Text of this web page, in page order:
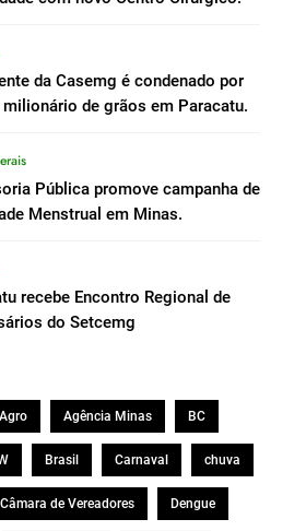
da Casemg é condenado por
de grãos em Paracatu.
Pública promove campanha de
Menstrual em Minas.
recebe Encontro Regional de
do Setcemg
Agro Agência Minas BC
Brasil Carnaval chuva
Câmara de Vereadores Dengue